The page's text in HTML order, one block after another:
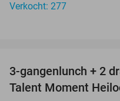
Verkocht: 277
3-gangenlunch + 2
Talent Moment